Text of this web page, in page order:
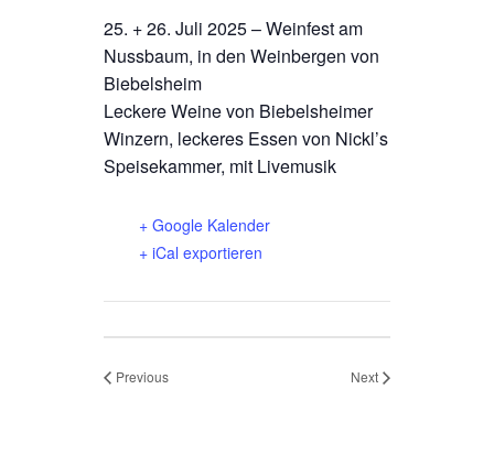
25. + 26. Juli 2025 – Weinfest am
Nussbaum, in den Weinbergen von
Biebelsheim
Leckere Weine von Biebelsheimer
Winzern, leckeres Essen von Nickl’s
Speisekammer, mit Livemusik
+ Google Kalender
+ iCal exportieren
Previous Next